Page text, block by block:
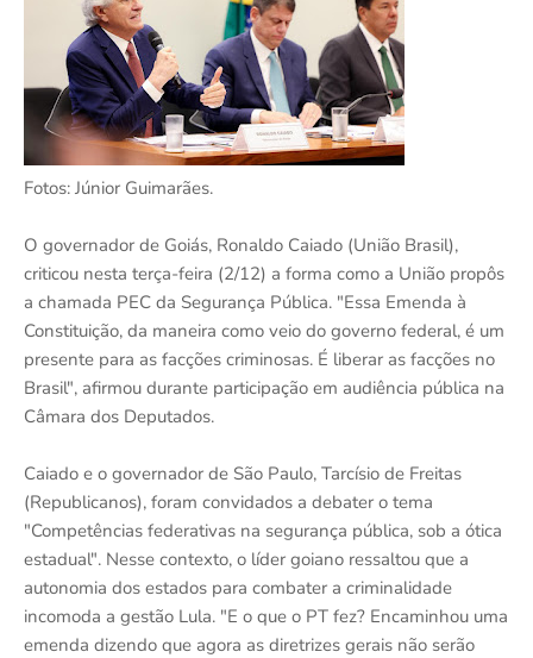
Fotos: Júnior Guimarães.
O governador de Goiás, Ronaldo Caiado (União Brasil),
criticou nesta terça-feira (2/12) a forma como a União propôs
a chamada PEC da Segurança Pública. "Essa Emenda à
Constituição, da maneira como veio do governo federal, é um
presente para as facções criminosas. É liberar as facções no
Brasil", afirmou durante participação em audiência pública na
Câmara dos Deputados.
Caiado e o governador de São Paulo, Tarcísio de Freitas
(Republicanos), foram convidados a debater o tema
"Competências federativas na segurança pública, sob a ótica
estadual". Nesse contexto, o líder goiano ressaltou que a
autonomia dos estados para combater a criminalidade
incomoda a gestão Lula. "E o que o PT fez? Encaminhou uma
emenda dizendo que agora as diretrizes gerais não serão